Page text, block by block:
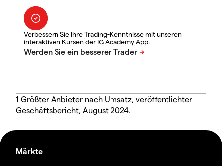
Verbessern Sie Ihre Trading-Kenntnisse mit unseren
interaktiven Kursen der IG Academy App.
1 Größter Anbieter nach Umsatz, veröffentlichter
Geschäftsbericht, August 2024.
Märkte